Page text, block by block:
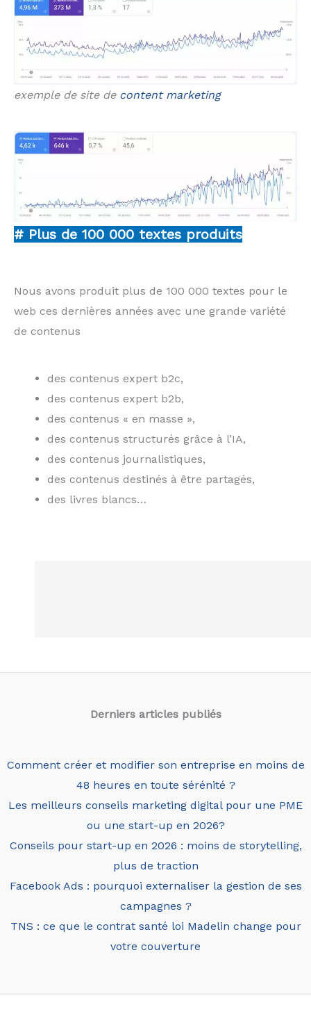
exemple de site de content marketing
# Plus de 100 000 textes produits
Nous avons produit plus de 100 000 textes pour le
web ces dernières années avec une grande variété
de contenus
des contenus expert b2c,
des contenus expert b2b,
des contenus « en masse »,
des contenus structurés grâce à l’IA,
des contenus journalistiques,
des contenus destinés à être partagés,
des livres blancs…
Derniers articles publiés
Comment créer et modifier son entreprise en moins de
48 heures en toute sérénité ?
Les meilleurs conseils marketing digital pour une PME
ou une start-up en 2026?
Conseils pour start-up en 2026 : moins de storytelling,
plus de traction
Facebook Ads : pourquoi externaliser la gestion de ses
campagnes ?
TNS : ce que le contrat santé loi Madelin change pour
votre couverture